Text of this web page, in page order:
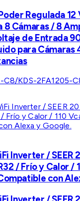
Regulada
8 Cámaras / 8
de Entrada
para Cámaras
C8/KDS-2FA1205-
Inverter / SEER
/ Frío y Calor /
con